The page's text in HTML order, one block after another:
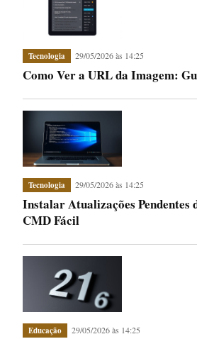
Tecnologia 29/05/2026 às 14:25
Como Ver a URL da Imagem:
Tecnologia 29/05/2026 às 14:25
Instalar Atualizações Pendentes
CMD Fácil
Educação 29/05/2026 às 14:25